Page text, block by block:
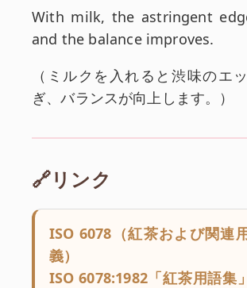
英文:
With milk, the astringent
and the balance improves.
和訳:
（ ミルクを入れると渋味のエ
ぎ、バランスが向上します。
）
🔗リンク
ISO 6078（紅茶および関連
義）
ISO 6078:1982「紅茶用語集